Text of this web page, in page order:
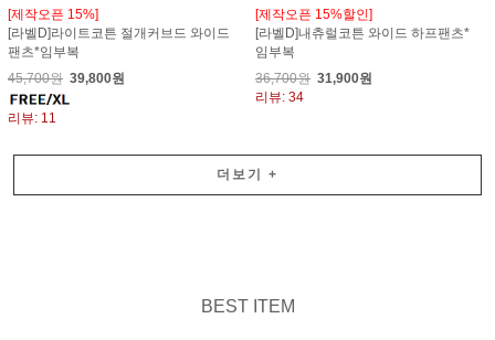
[제작오픈 15%]
[라벨D]라이트코튼 절개커브드 와이드
팬츠*임부복
45,700원 39,800원
리뷰: 11
[제작오픈 15%할인]
[라벨D]내츄럴코튼 와이드 하프팬츠*
임부복
36,700원 31,900원
리뷰: 34
더보기 +
BEST ITEM